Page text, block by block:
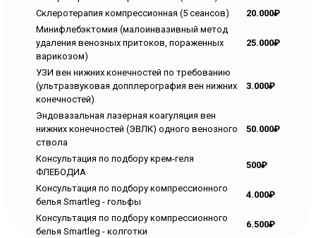
Склеротерапия компрессионная (5 сеансов)
20.000₽
Минифлебэктомия (малоинвазивный метод
удаления венозных притоков, пораженных
варикозом)
25.000₽
УЗИ вен нижних конечностей по требованию
(ультразвуковая допплерография вен нижних
конечностей)
3.000₽
Эндовазальная лазерная коагуляция вен
нижних конечностей (ЭВЛК) одного венозного
ствола
50.000₽
Консультация по подбору крем-геля
ФЛЕБОДИА
500₽
Консультация по подбору компрессионного
белья Smartleg - гольфы
4.000₽
Консультация по подбору компрессионного
белья Smartleg - колготки
6.500₽